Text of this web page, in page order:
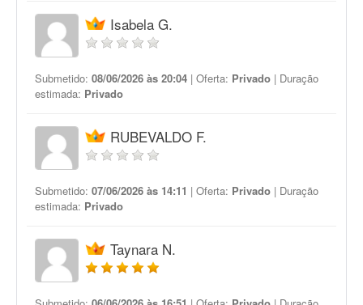
Isabela G.
Submetido: 08/06/2026 às 20:04 | Oferta: Privado | Duração
estimada: Privado
RUBEVALDO F.
Submetido: 07/06/2026 às 14:11 | Oferta: Privado | Duração
estimada: Privado
Taynara N.